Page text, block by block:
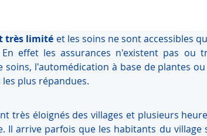
très limité et les soins ne sont accessibles
effet les assurances n'existent pas ou
l'automédication à base de plantes
plus répandues.
très éloignés des villages et plusieurs
Il arrive parfois que les habitants du village